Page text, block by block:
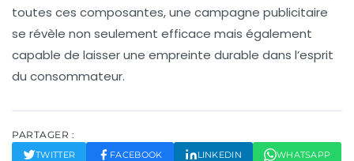
toutes ces composantes, une campagne publicitaire
se révèle non seulement efficace mais également
capable de laisser une empreinte durable dans l’esprit
du consommateur.
PARTAGER :
TWITTER FACEBOOK LINKEDIN WHATSAPP